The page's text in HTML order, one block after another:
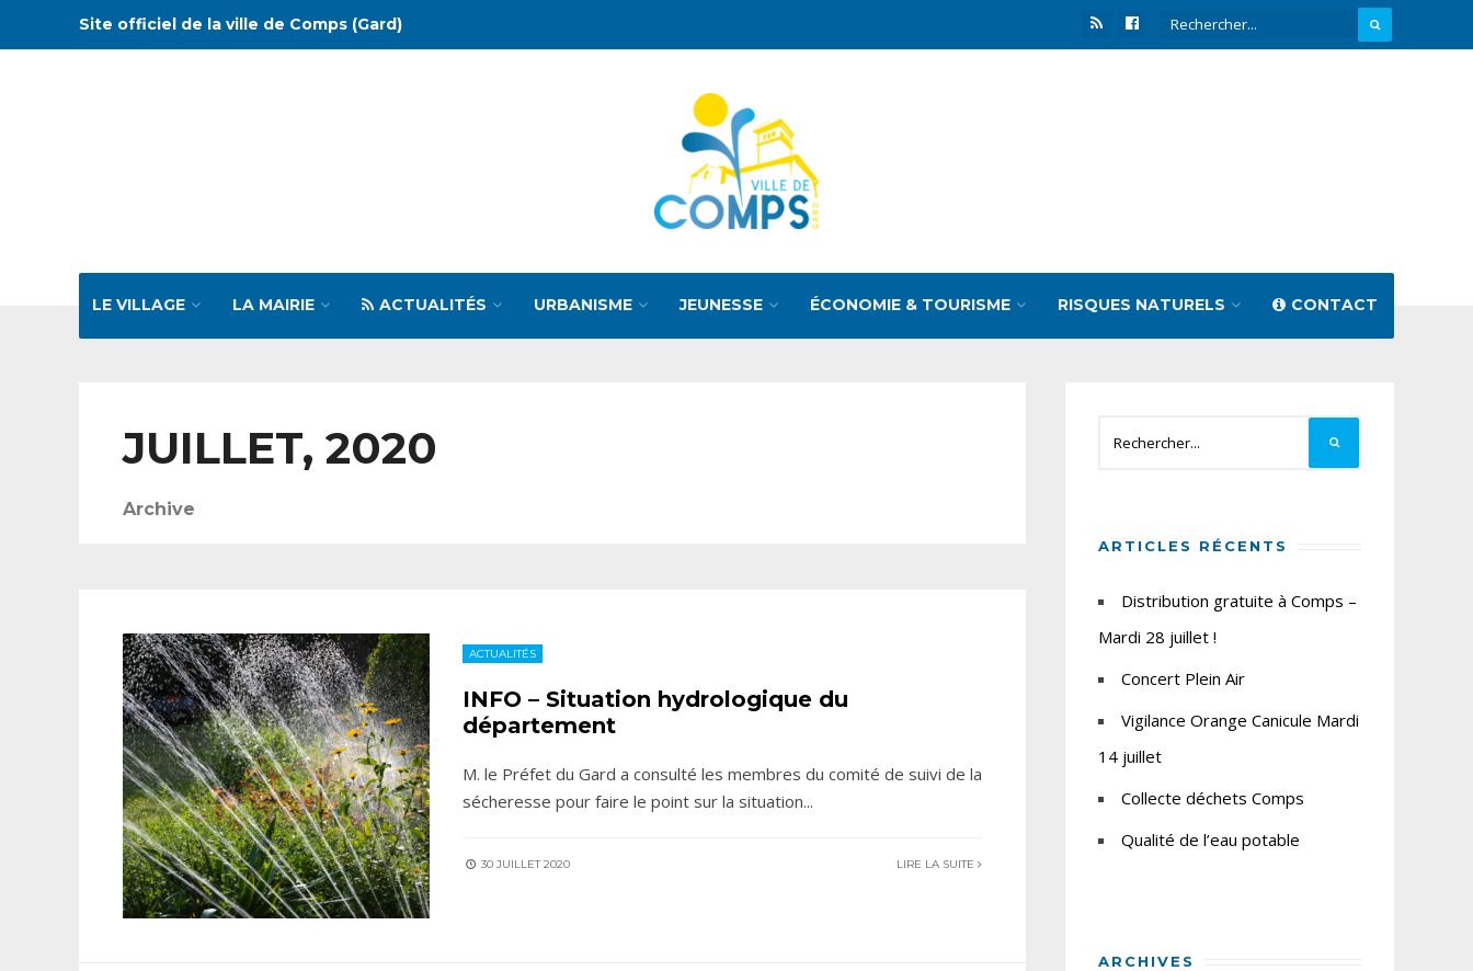
Site officiel de la ville de Comps (Gard)
LE VILLAGE LA MAIRIE ACTUALITÉS URBANISME JEUNESSE ÉCONOMIE & TOURISME RISQUES NATURELS CONTACT
JUILLET, 2020
Archive
ACTUALITÉS
INFO – Situation hydrologique du
département
M. le Préfet du Gard a consulté les membres du comité de suivi de la
sécheresse pour faire le point sur la situation...
30 JUILLET 2020 LIRE LA SUITE
ARTICLES RÉCENTS
Distribution gratuite à Comps –
Mardi 28 juillet !
Concert Plein Air
Vigilance Orange Canicule Mardi
14 juillet
Collecte déchets Comps
Qualité de l’eau potable
ARCHIVES